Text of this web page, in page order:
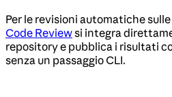
Per le revisioni automatiche
Code Reviewsi integra
repository e pubblica i risultati
senza un passaggio CLI.